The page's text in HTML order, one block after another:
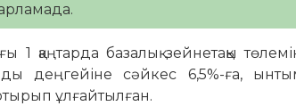
1 қаңтарда базалық зейнетақы
деңгейіне сәйкес 6,5%-ға,
ұлғайтылған.